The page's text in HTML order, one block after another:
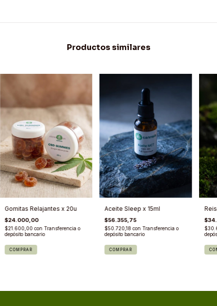
Productos similares
Gomitas Relajantes x 20u
$24.000,00
$21.600,00con Transferencia o
depósito bancario
Aceite Sleep x 15ml
$56.355,75
$50.720,18con Transferencia o
depósito bancario